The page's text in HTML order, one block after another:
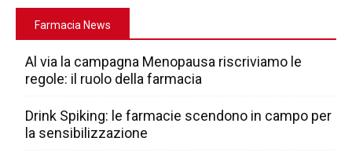
Farmacia News
Al via la campagna Menopausa riscriviamo le
regole: il ruolo della farmacia
Drink Spiking: le farmacie scendono in campo per
la sensibilizzazione